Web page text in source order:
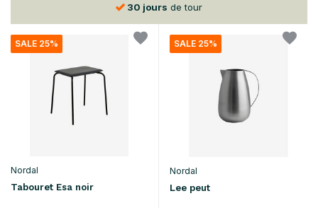
30 jours de tour
SALE 25%
Nordal
Tabouret Esa noir
SALE 25%
Nordal
Lee peut